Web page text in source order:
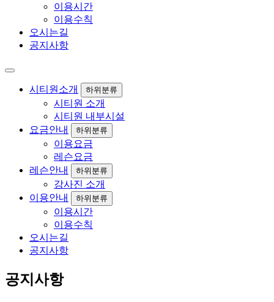
이용시간
이용수칙
오시는길
공지사항
시티원소개 하위분류
시티원 소개
시티원 내부시설
요금안내
하위분류
이용요금
레슨요금
레슨안내
하위분류
강사진 소개
이용안내
하위분류
이용시간
이용수칙
오시는길
공지사항
공지사항